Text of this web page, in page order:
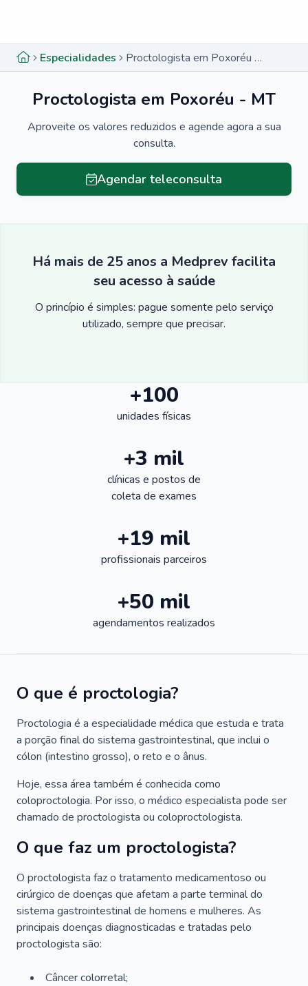
Especialidades Proctologista em Poxoréu - MT
Proctologista em Poxoréu - MT
Aproveite os valores reduzidos e agende agora a sua
consulta.
Agendar teleconsulta
Há mais de 25 anos a Medprev facilita
seu acesso à saúde
O princípio é simples: pague somente pelo serviço
utilizado, sempre que precisar.
+100
unidades físicas
+3 mil
clínicas e postos de
coleta de exames
+19 mil
profissionais parceiros
+50 mil
agendamentos realizados
O que é proctologia?
Proctologia é a especialidade médica que estuda e trata
a porção final do sistema gastrointestinal, que inclui o
cólon (intestino grosso), o reto e o ânus.
Hoje, essa área também é conhecida como
coloproctologia. Por isso, o médico especialista pode ser
chamado de proctologista ou coloproctologista.
O que faz um proctologista?
O proctologista faz o tratamento medicamentoso ou
cirúrgico de doenças que afetam a parte terminal do
sistema gastrointestinal de homens e mulheres. As
principais doenças diagnosticadas e tratadas pelo
proctologista são:
Câncer colorretal;